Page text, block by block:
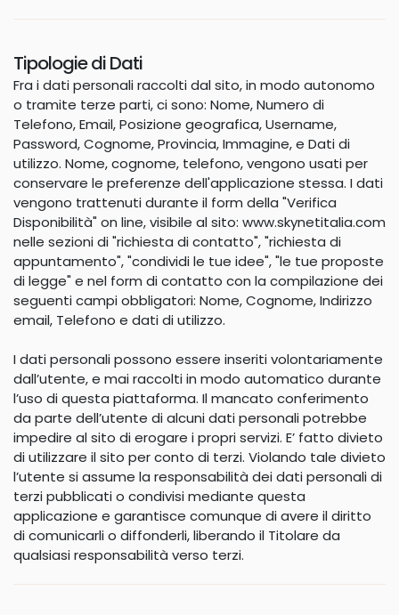
Tipologiedi Dati
Fra i dati personali raccolti dal sito, in modo autonomo
o tramite terze parti, ci sono: Nome, Numero di
Telefono, Email, Posizione geografica, Username,
Password, Cognome, Provincia, Immagine, e Dati di
utilizzo. Nome, cognome, telefono, vengono usati per
conservare le preferenze dell'applicazione stessa. I dati
vengono trattenuti durante il form della "Verifica
Disponibilità" on line, visibile al sito: www.skynetitalia.com
nelle sezioni di "richiesta di contatto", "richiesta di
appuntamento", "condividi le tue idee", "le tue proposte
di legge" e nel form di contatto con la compilazione dei
seguenti campi obbligatori: Nome, Cognome, Indirizzo
email, Telefono e dati di utilizzo.
I dati personali possono essere inseriti volontariamente
dall’utente, e mai raccolti in modo automatico durante
l’uso di questa piattaforma. Il mancato conferimento
da parte dell’utente di alcuni dati personali potrebbe
impedire al sito di erogare i propri servizi. E’ fatto divieto
di utilizzare il sito per conto di terzi. Violando tale divieto
l’utente si assume la responsabilità dei dati personali di
terzi pubblicati o condivisi mediante questa
applicazione e garantisce comunque di avere il diritto
di comunicarli o diffonderli, liberando il Titolare da
qualsiasi responsabilità verso terzi.